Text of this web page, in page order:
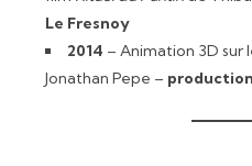
Le Fresnoy
2014 – Animation 3D sur
Jonathan Pepe –